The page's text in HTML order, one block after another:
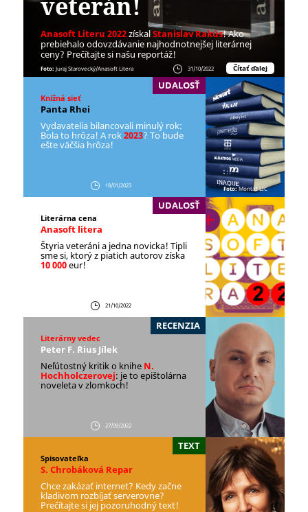
Anasoft Literu 2022získalStanislav Rakús! Ako
prebiehalo odovzdávanie najhodnotnejšej literárnej
ceny? Prečítajte si našu reportáž!
31/10/2022 Čítať ďalej
Foto: Juraj Starovecký/Anasoft Litera
UDALOSŤ
Knižná sieť
Panta Rhei
Vydavatelia bilancovali minulý rok:
Bola to hrôza! A rok2023? To bude
ešte väčšia hrôza!
18/01/2023 Foto:Montáž LIC
UDALOSŤ
Literárna cena
Anasoft litera
Štyria veteráni a jedna novicka! Tipli
sme si, ktorý z piatich autorov získa
10 000eur!
21/10/2022
RECENZIA
Literárny vedec
Peter F. ´Rius Jílek
Neľútostný kritik o knihe N.
Hochholczerovej: je to epištolárna
noveleta v zlomkoch!
27/09/2022
TEXT
Spisovateľka
S. Chrobáková Repar
Chce zakázať internet? Kedy začne
kladivom rozbíjať serverovne?
Prečítajte si jej pozoruhodný text!